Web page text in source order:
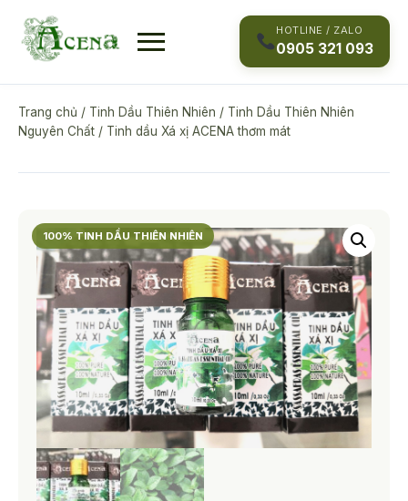
content
HOTLINE / ZALO
0905 321 093
Trang chủ / Tinh Dầu Thiên Nhiên / Tinh Dầu Thiên Nhiên
Nguyên Chất / Tinh dầu Xá xị ACENA thơm mát
100% TINH DẦU THIÊN NHIÊN